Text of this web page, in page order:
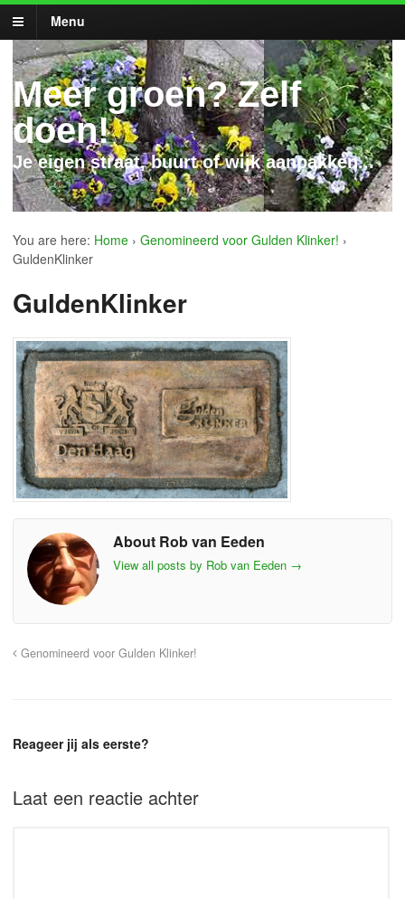
Menu
Meer groen? Zelf
doen!
Je eigen straat, buurt of wijk aanpakken...
You are here: Home › Genomineerd voor Gulden Klinker! ›
GuldenKlinker
GuldenKlinker
About Rob van Eeden
View all posts by Rob van Eeden →
Genomineerd voor Gulden Klinker!
Reageer jij als eerste?
Laat een reactie achter